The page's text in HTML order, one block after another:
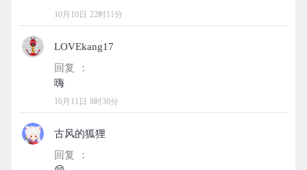
10月10日 22时11分
LOVEkang17
回复 ：
10月11日 8时36分
古风的狐狸
回复 ：